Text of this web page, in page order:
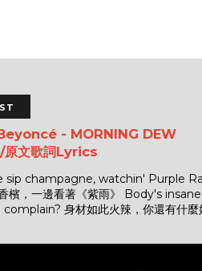
Beyoncé - MORNING DEW
原文歌詞Lyrics
sip champagne, watchin' Purple
檳，一邊看著《紫雨》 Body's
身材如此火辣，你還有什麼